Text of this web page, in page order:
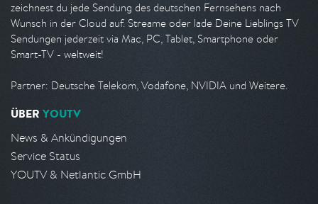
zeichnest du jede Sendung des deutschen Fernsehens nach
Wunsch in der Cloud auf. Streame oder lade Deine Lieblings TV
Sendungen jederzeit via Mac, PC, Tablet, Smartphone oder
Smart-TV - weltweit!
Partner: Deutsche Telekom, Vodafone, NVIDIA und Weitere.
ÜBER YOUTV
News & Ankündigungen
Service Status
YOUTV & Netlantic GmbH